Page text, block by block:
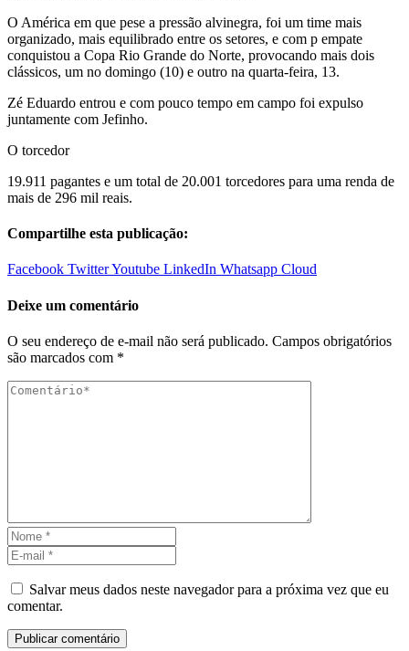
O América em que pese a pressão alvinegra, foi um time mais
organizado, mais equilibrado entre os setores, e com p empate
conquistou a Copa Rio Grande do Norte, provocando mais dois
clássicos, um no domingo (10) e outro na quarta-feira, 13.
Zé Eduardo entrou e com pouco tempo em campo foi expulso
juntamente com Jefinho.
O torcedor
19.911 pagantes e um total de 20.001 torcedores para uma renda de
mais de 296 mil reais.
Compartilhe esta publicação:
Facebook TwitterYoutube LinkedIn Whatsapp Cloud
Deixe um comentário
O seu endereço de e-mail não será publicado. Campos obrigatórios
são marcados com *
Salvar meus dados neste navegador para a próxima vez que eu
comentar.